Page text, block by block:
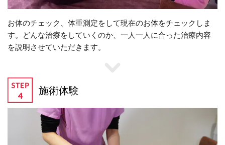
お体のチェック、体重測定をして現在のお体をチェックしま
す。どんな治療をしていくのか、一人一人に合った治療内容
を説明させていただきます。
施術体験